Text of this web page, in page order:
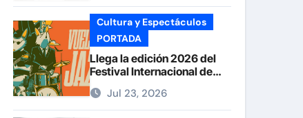
Cultura y Espectáculos
PORTADA
Llega la edición 2026 del
Festival Internacional de
Jazz Armando Nuñez
Jul 23, 2026